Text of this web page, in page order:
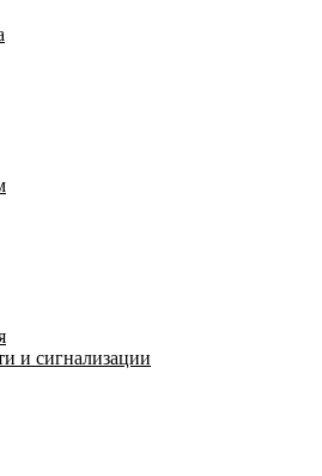
и сигнализации